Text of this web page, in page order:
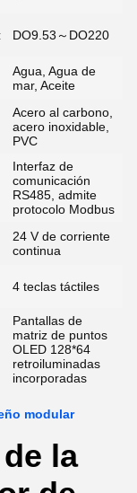
DO9.53～DO220
Agua, Agua de
mar, Aceite
Acero al carbono,
acero inoxidable,
PVC
Interfaz de
comunicación
RS485, admite
protocolo Modbus
24 V de corriente
continua
4 teclas táctiles
Pantallas de
matriz de puntos
OLED 128*64
retroiluminadas
incorporadas
modular
la